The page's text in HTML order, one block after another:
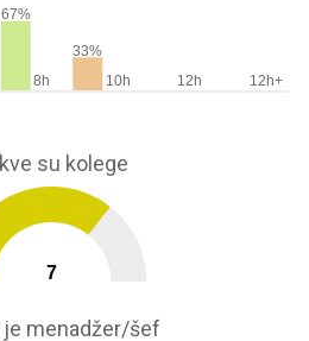
67%
8h
33%
10h
12h 12h+
su kolege
7
je menadžer/šef